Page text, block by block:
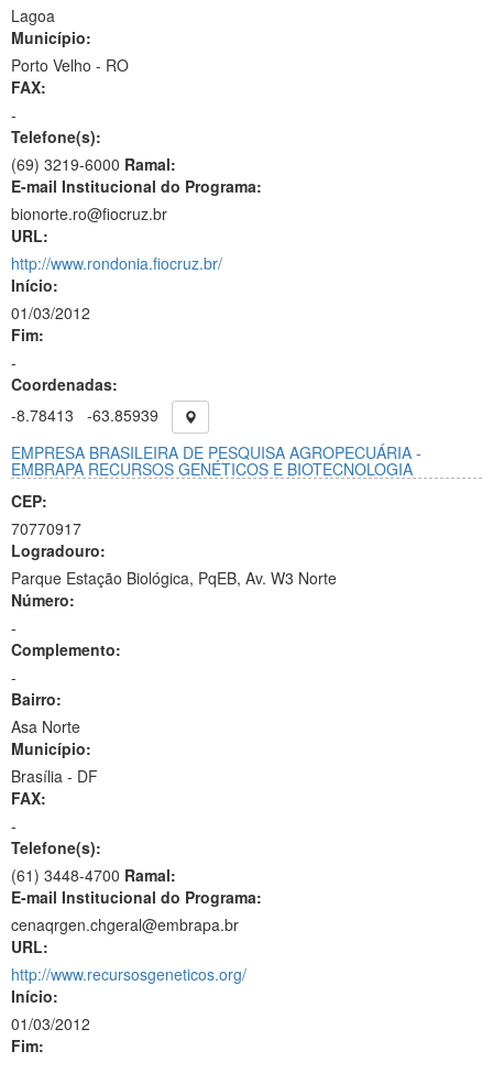
Lagoa
Município:
Porto Velho - RO
FAX:
-
Telefone(s):
(69) 3219-6000 Ramal:
E-mail Institucional do Programa:
bionorte.ro@fiocruz.br
URL:
http://www.rondonia.fiocruz.br/
Início:
01/03/2012
Fim:
-
Coordenadas:
-8.78413
-63.85939
EMPRESA BRASILEIRA DE PESQUISA AGROPECUÁRIA -
EMBRAPA RECURSOS GENÉTICOS E BIOTECNOLOGIA
CEP:
70770917
Logradouro:
Parque Estação Biológica, PqEB, Av. W3 Norte
Número:
-
Complemento:
-
Bairro:
Asa Norte
Município:
Brasília - DF
FAX:
-
Telefone(s):
(61) 3448-4700 Ramal:
E-mail Institucional do Programa:
cenaqrgen.chgeral@embrapa.br
URL:
http://www.recursosgeneticos.org/
Início:
01/03/2012
Fim: